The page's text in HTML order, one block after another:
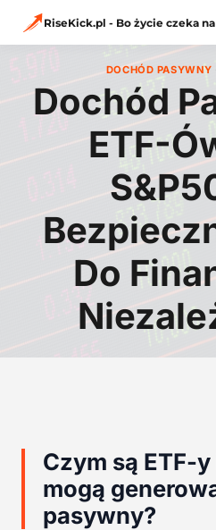
RiseKick.pl - Bo życie czeka
DOCHÓD PASYWNY
Dochód
ETF-
Do
Czym są ETF-
mogą
pasywny?